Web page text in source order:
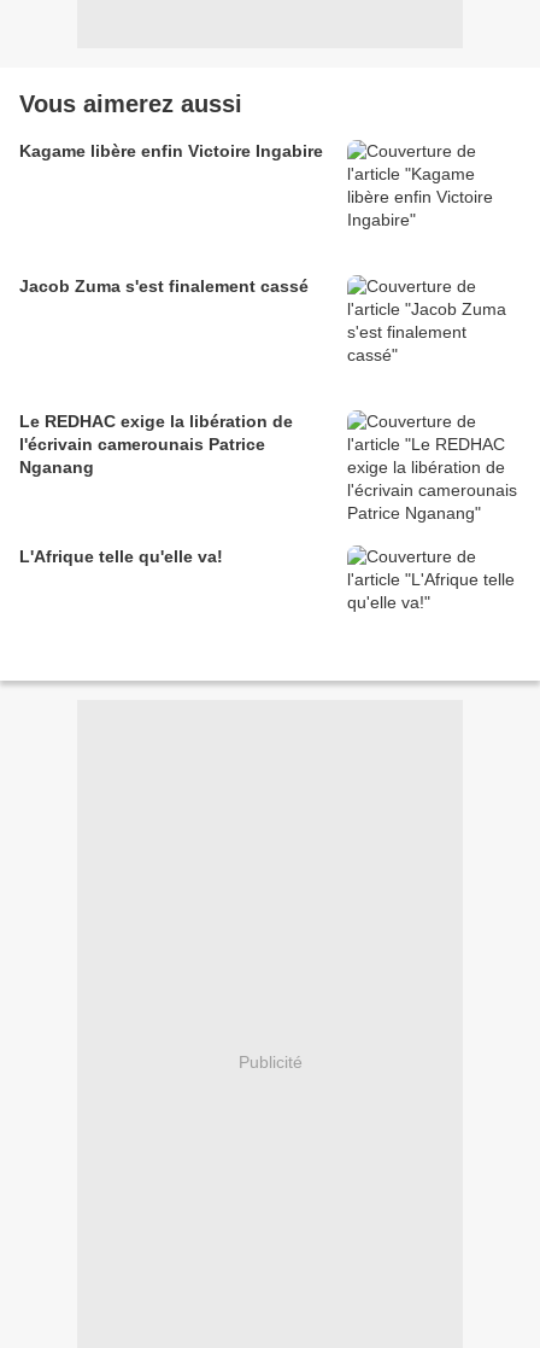
Vous aimerez aussi
Kagame libère enfin Victoire Ingabire
Jacob Zuma s'est finalement cassé
Le REDHAC exige la libération de
l'écrivain camerounais Patrice
Nganang
L'Afrique telle qu'elle va!
Publicité